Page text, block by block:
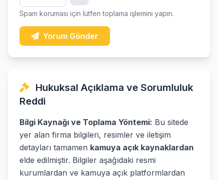
Spam koruması için lütfen toplama işlemini yapın.
Yorum Gönder
Hukuksal Açıklama ve Sorumluluk
Reddi
Bilgi Kaynağı ve Toplama Yöntemi: Bu sitede
yer alan firma bilgileri, resimler ve iletişim
detayları tamamen kamuya açık kaynaklardan
elde edilmiştir. Bilgiler aşağıdaki resmi
kurumlardan ve kamuya açık platformlardan